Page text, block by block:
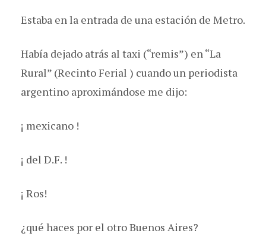
Estaba en la entrada de una estación de Metro.
Había dejado atrás al taxi (“remis”) en “La
Rural” (Recinto Ferial ) cuando un periodista
argentino aproximándose me dijo:
¡ mexicano !
¡ del D.F. !
¡ Ros!
¿qué haces por el otro Buenos Aires?